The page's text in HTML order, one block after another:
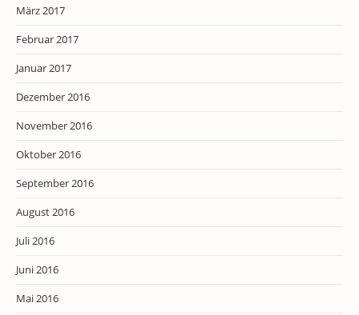
März 2017
Februar 2017
Januar 2017
Dezember 2016
November 2016
Oktober 2016
September 2016
August 2016
Juli 2016
Juni 2016
Mai 2016